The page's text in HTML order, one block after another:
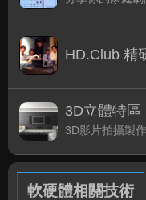
HD.Club 精
3D立體特區
軟硬體相關技術